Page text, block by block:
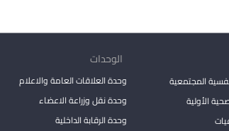
المجتمعية
الأولية
الوحدات
وحدة العلاقات العامة والاعلام
وحدة نقل وزراعة الاعضاء
وحدة الرقابة الداخلية